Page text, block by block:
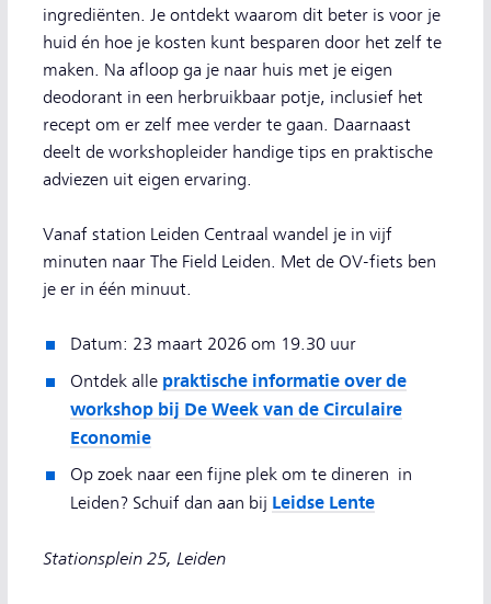
ingrediënten. Je ontdekt waarom dit beter is voor je
huid én hoe je kosten kunt besparen door het zelf te
maken. Na afloop ga je naar huis met je eigen
deodorant in een herbruikbaar potje, inclusief het
recept om er zelf mee verder te gaan. Daarnaast
deelt de workshopleider handige tips en praktische
adviezen uit eigen ervaring.
Vanaf station Leiden Centraal wandel je in vijf
minuten naar The Field Leiden. Met de OV-fiets ben
je er in één minuut.
Datum: 23 maart 2026 om 19.30 uur
Ontdek alle praktische informatie over de
workshop bij De Week van de Circulaire
Economie
Op zoek naar een fijne plek om te dineren in
Leiden? Schuif dan aan bij Leidse Lente
Stationsplein 25, Leiden